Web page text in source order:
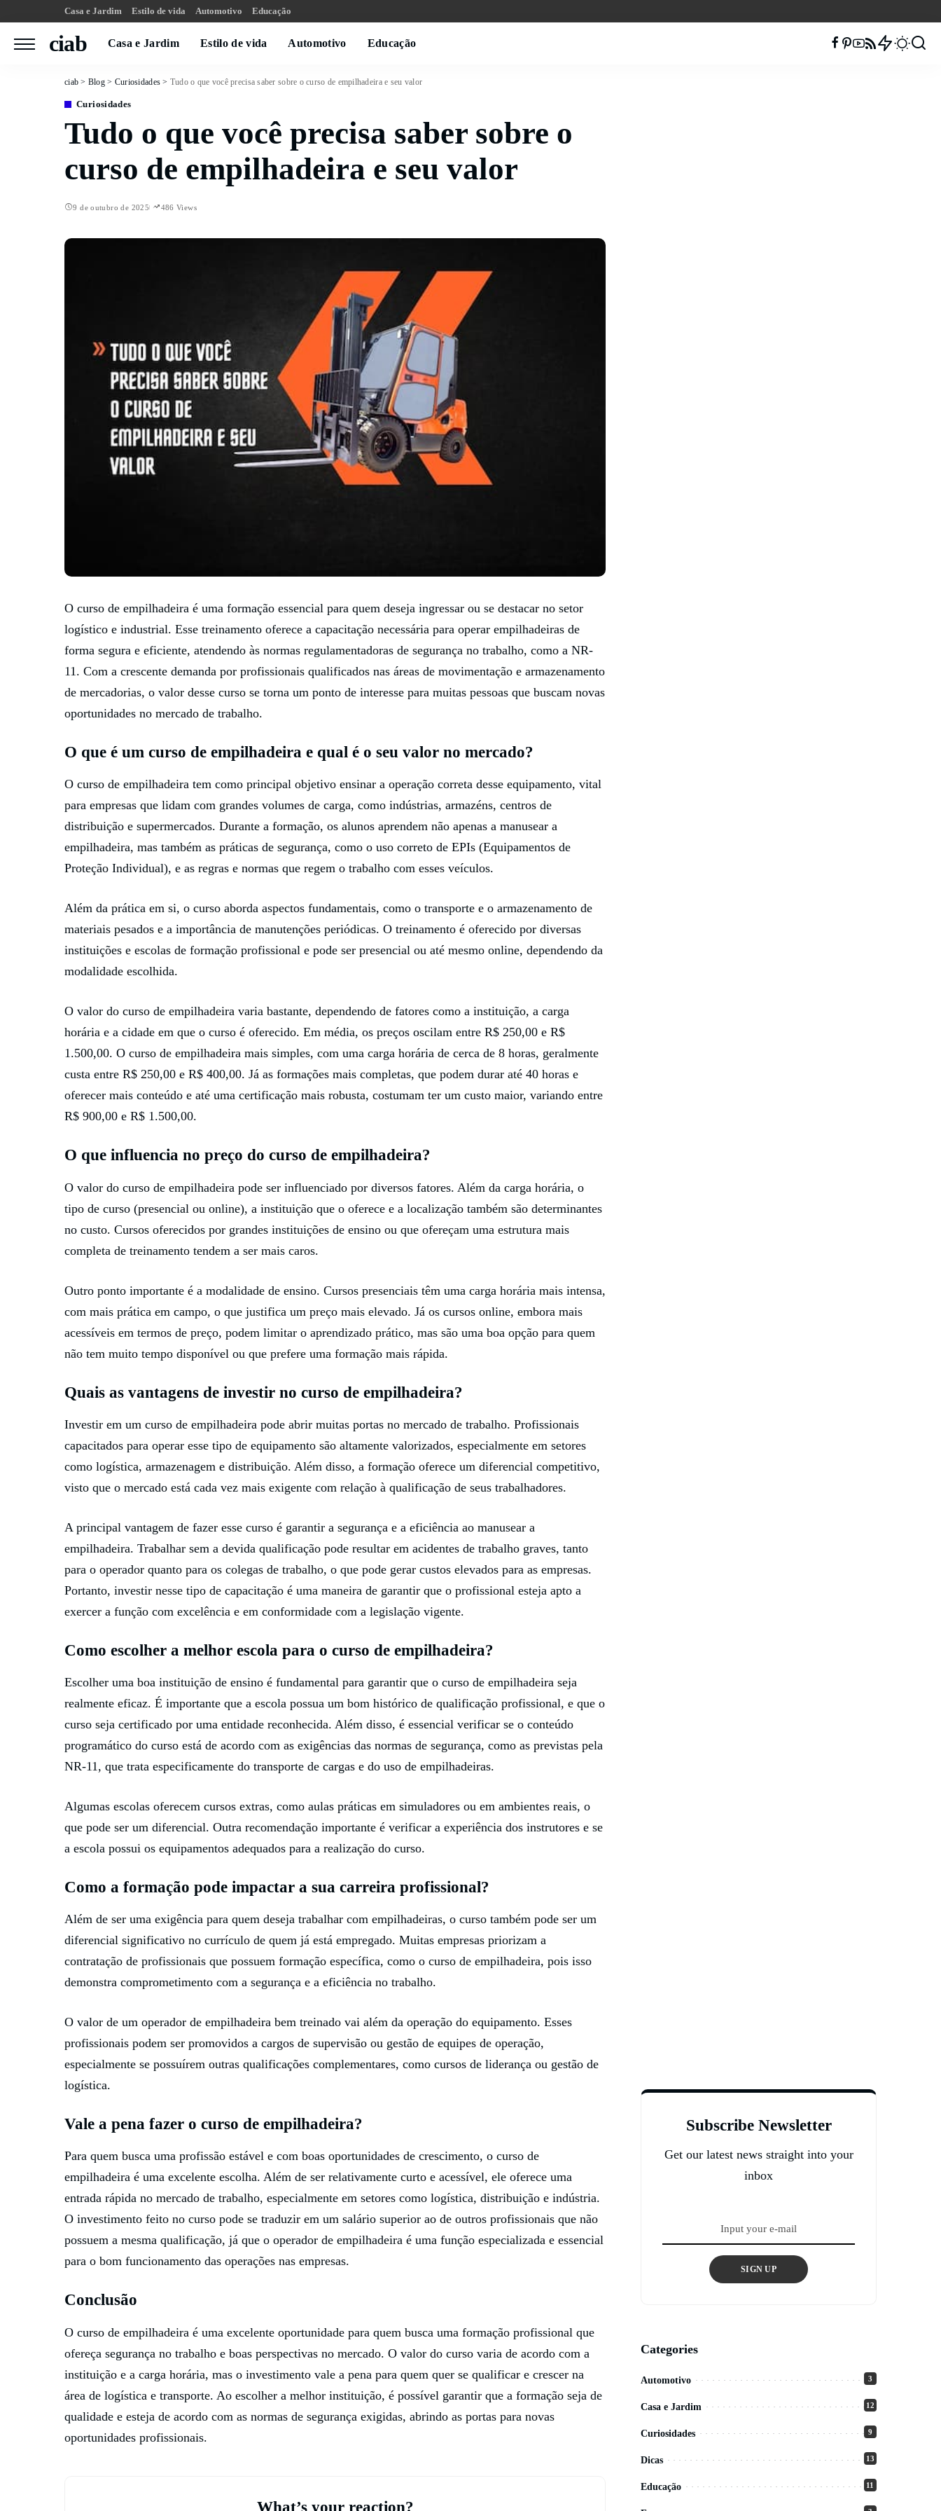
Casa e Jardim Estilo de vida Automotivo Educação
ciab Casa e Jardim Estilo de vida Automotivo Educação
ciab > Blog > Curiosidades > Tudo o que você precisa saber sobre o curso de empilhadeira e seu valor
Curiosidades
Tudo o que você precisa saber sobre o
curso de empilhadeira e seu valor
9 de outubro de 2025 486 Views
O curso de empilhadeira é uma formação essencial para quem deseja ingressar ou se destacar no setor
logístico e industrial. Esse treinamento oferece a capacitação necessária para operar empilhadeiras de
forma segura e eficiente, atendendo às normas regulamentadoras de segurança no trabalho, como a NR-
11. Com a crescente demanda por profissionais qualificados nas áreas de movimentação e armazenamento
de mercadorias, o valor desse curso se torna um ponto de interesse para muitas pessoas que buscam novas
oportunidades no mercado de trabalho.
O que é um curso de empilhadeira e qual é o seu valor no mercado?
O curso de empilhadeira tem como principal objetivo ensinar a operação correta desse equipamento, vital
para empresas que lidam com grandes volumes de carga, como indústrias, armazéns, centros de
distribuição e supermercados. Durante a formação, os alunos aprendem não apenas a manusear a
empilhadeira, mas também as práticas de segurança, como o uso correto de EPIs (Equipamentos de
Proteção Individual), e as regras e normas que regem o trabalho com esses veículos.
Além da prática em si, o curso aborda aspectos fundamentais, como o transporte e o armazenamento de
materiais pesados e a importância de manutenções periódicas. O treinamento é oferecido por diversas
instituições e escolas de formação profissional e pode ser presencial ou até mesmo online, dependendo da
modalidade escolhida.
O valor do curso de empilhadeira varia bastante, dependendo de fatores como a instituição, a carga
horária e a cidade em que o curso é oferecido. Em média, os preços oscilam entre R$ 250,00 e R$
1.500,00. O curso de empilhadeira mais simples, com uma carga horária de cerca de 8 horas, geralmente
custa entre R$ 250,00 e R$ 400,00. Já as formações mais completas, que podem durar até 40 horas e
oferecer mais conteúdo e até uma certificação mais robusta, costumam ter um custo maior, variando entre
R$ 900,00 e R$ 1.500,00.
O que influencia no preço do curso de empilhadeira?
O valor do curso de empilhadeira pode ser influenciado por diversos fatores. Além da carga horária, o
tipo de curso (presencial ou online), a instituição que o oferece e a localização também são determinantes
no custo. Cursos oferecidos por grandes instituições de ensino ou que ofereçam uma estrutura mais
completa de treinamento tendem a ser mais caros.
Outro ponto importante é a modalidade de ensino. Cursos presenciais têm uma carga horária mais intensa,
com mais prática em campo, o que justifica um preço mais elevado. Já os cursos online, embora mais
acessíveis em termos de preço, podem limitar o aprendizado prático, mas são uma boa opção para quem
não tem muito tempo disponível ou que prefere uma formação mais rápida.
Quais as vantagens de investir no curso de empilhadeira?
Investir em um curso de empilhadeira pode abrir muitas portas no mercado de trabalho. Profissionais
capacitados para operar esse tipo de equipamento são altamente valorizados, especialmente em setores
como logística, armazenagem e distribuição. Além disso, a formação oferece um diferencial competitivo,
visto que o mercado está cada vez mais exigente com relação à qualificação de seus trabalhadores.
A principal vantagem de fazer esse curso é garantir a segurança e a eficiência ao manusear a
empilhadeira. Trabalhar sem a devida qualificação pode resultar em acidentes de trabalho graves, tanto
para o operador quanto para os colegas de trabalho, o que pode gerar custos elevados para as empresas.
Portanto, investir nesse tipo de capacitação é uma maneira de garantir que o profissional esteja apto a
exercer a função com excelência e em conformidade com a legislação vigente.
Como escolher a melhor escola para o curso de empilhadeira?
Escolher uma boa instituição de ensino é fundamental para garantir que o curso de empilhadeira seja
realmente eficaz. É importante que a escola possua um bom histórico de qualificação profissional, e que o
curso seja certificado por uma entidade reconhecida. Além disso, é essencial verificar se o conteúdo
programático do curso está de acordo com as exigências das normas de segurança, como as previstas pela
NR-11, que trata especificamente do transporte de cargas e do uso de empilhadeiras.
Algumas escolas oferecem cursos extras, como aulas práticas em simuladores ou em ambientes reais, o
que pode ser um diferencial. Outra recomendação importante é verificar a experiência dos instrutores e se
a escola possui os equipamentos adequados para a realização do curso.
Como a formação pode impactar a sua carreira profissional?
Além de ser uma exigência para quem deseja trabalhar com empilhadeiras, o curso também pode ser um
diferencial significativo no currículo de quem já está empregado. Muitas empresas priorizam a
contratação de profissionais que possuem formação específica, como o curso de empilhadeira, pois isso
demonstra comprometimento com a segurança e a eficiência no trabalho.
O valor de um operador de empilhadeira bem treinado vai além da operação do equipamento. Esses
profissionais podem ser promovidos a cargos de supervisão ou gestão de equipes de operação,
especialmente se possuírem outras qualificações complementares, como cursos de liderança ou gestão de
logística.
Vale a pena fazer o curso de empilhadeira?
Para quem busca uma profissão estável e com boas oportunidades de crescimento, o curso de
empilhadeira é uma excelente escolha. Além de ser relativamente curto e acessível, ele oferece uma
entrada rápida no mercado de trabalho, especialmente em setores como logística, distribuição e indústria.
O investimento feito no curso pode se traduzir em um salário superior ao de outros profissionais que não
possuem a mesma qualificação, já que o operador de empilhadeira é uma função especializada e essencial
para o bom funcionamento das operações nas empresas.
Conclusão
O curso de empilhadeira é uma excelente oportunidade para quem busca uma formação profissional que
ofereça segurança no trabalho e boas perspectivas no mercado. O valor do curso varia de acordo com a
instituição e a carga horária, mas o investimento vale a pena para quem quer se qualificar e crescer na
área de logística e transporte. Ao escolher a melhor instituição, é possível garantir que a formação seja de
qualidade e esteja de acordo com as normas de segurança exigidas, abrindo as portas para novas
oportunidades profissionais.
What’s your reaction?
Subscribe Newsletter
Get our latest news straight into your
inbox
SIGN UP
Categories
Automotivo 3
Casa e Jardim 12
Curiosidades 9
Dicas 13
Educação 11